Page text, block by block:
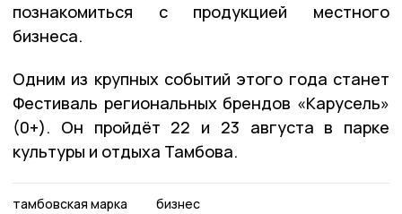
познакомиться с продукцией местного
бизнеса.
Одним из крупных событий этого года станет
Фестиваль региональных брендов «Карусель»
(0+). Он пройдёт 22 и 23 августа в парке
культуры и отдыха Тамбова.
тамбовская марка бизнес